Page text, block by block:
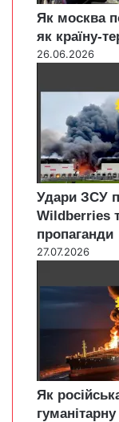
Як москва
як країну-
26.06.2026
Удари ЗСУ
Wildberries
пропаганди
27.07.2026
Як